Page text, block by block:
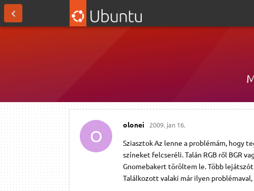
O
olonei 2009. jan 16.
Sziasztok Az lenne a problémám, hogy
színeket felcseréli. Talán RGB ről BGR
Gnomebakert töröltem le. Több lejátszót
Találkozott valaki már ilyen